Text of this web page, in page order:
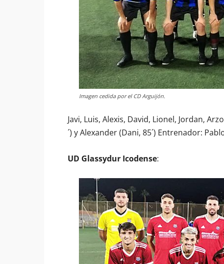
Imagen cedida por el CD Arguijón.
Javi, Luis, Alexis, David, Lionel, Jordan,
´) y Alexander (Dani, 85´) Entrenador:
UD Glassydur Icodense: